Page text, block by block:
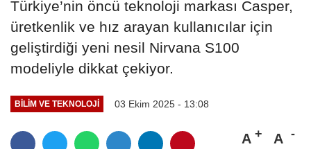
Türkiye’nin öncü teknoloji markası Casper,
üretkenlik ve hız arayan kullanıcılar için
geliştirdiği yeni nesil Nirvana S100
modeliyle dikkat çekiyor.
BILIM VE TEKNOLOJI 03 Ekim 2025 - 13:08
A A